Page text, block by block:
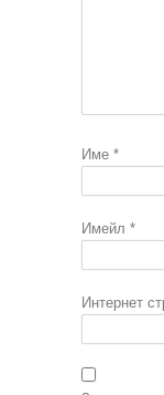
Име *
Имейл *
Интернет